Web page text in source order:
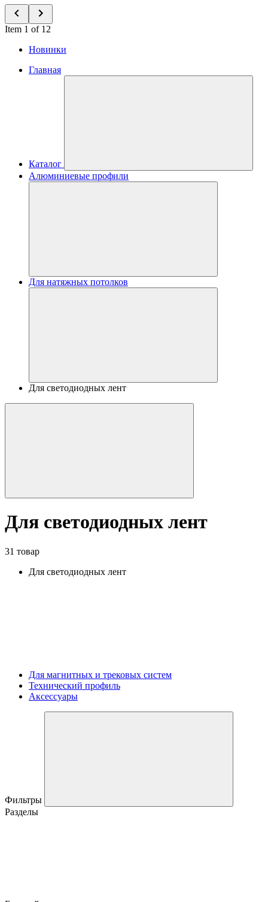
Item 1 of 12
Новинки
Главная
Каталог
Алюминиевые профили
Для натяжных потолков
Для светодиодных лент
Для светодиодных лент
31 товар
Для светодиодных лент
Для магнитных и трековых систем
Технический профиль
Аксессуары
Фильтры
Разделы